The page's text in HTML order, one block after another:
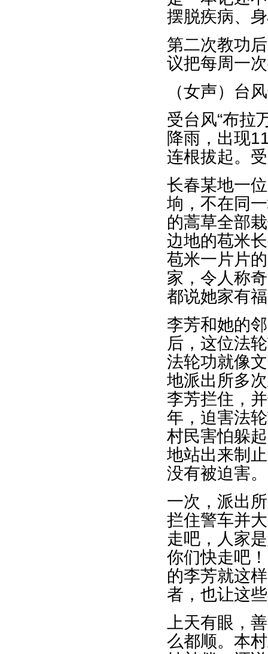
摆脱疾病、
第二次教功
议把每周一
（女声）台
受台风“布拉
降雨，出现
连根拔起。
长春某地一
垧，不在同
的蒿草全部
边地的苞米
苞米一片片
家，令人称
都说她家有
李芳和她的
后，这位法
法轮功就像
地派出所多
李芳拦住，
年，迫害法
村民害怕躲
地站出来制
没有被迫害。
一次，派出
拦住警车并
走吧，人家
你们快走吧
的李芳就这
者，也让这
上天有眼，
么都顺。本